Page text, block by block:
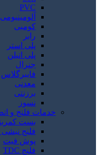
PVC
آلومینیومی
کومبی
رابر
پلی استر
پلی اتیلن
جنرال
فایبرگلاس
معدنی
برزنتی
نسوز
خدمات فلنج و
بست
فلنج نبشی CNC
پوش فیت
فلنج TDC